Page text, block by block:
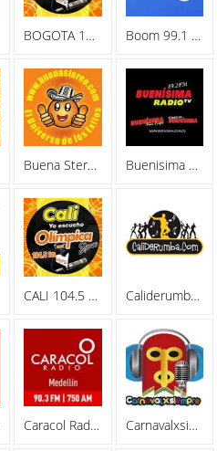
BOGOTA 105.9 FM - Olimpica Stereo Boom 99.1 FM
Buena Stereo Buenisima Radio TV
CALI 104.5 FM - Olimpica Stereo Caliderumba Radio
Caracol Radio Medellin Carnavalxsiempre